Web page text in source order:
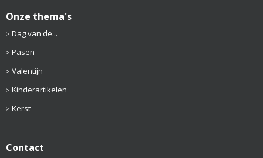
Onze thema's
Dag van de...
Pasen
Valentijn
Kinderartikelen
Kerst
Contact